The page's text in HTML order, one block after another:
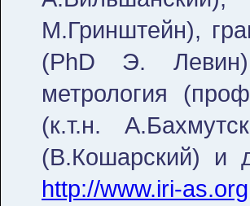
М.Гринштейн),
(PhD Э.
метрология
(к.т.н.
(В.Кошарский) и
http://www.iri-as.org